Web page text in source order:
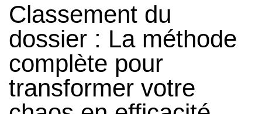
Classement du
dossier : La méthode
complète pour
transformer votre